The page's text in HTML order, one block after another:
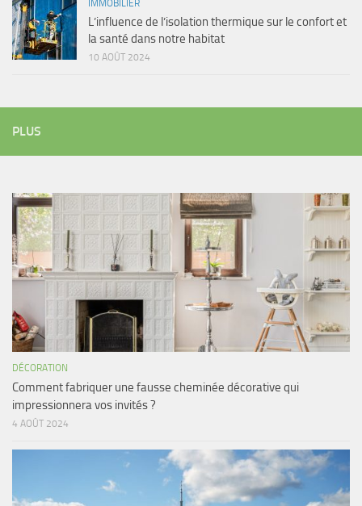
IMMOBILIER
L’influence de l’isolation thermique sur le confort et
la santé dans notre habitat
10 AOÛT 2024
PLUS
DÉCORATION
Comment fabriquer une fausse cheminée décorative qui
impressionnera vos invités ?
4 AOÛT 2024